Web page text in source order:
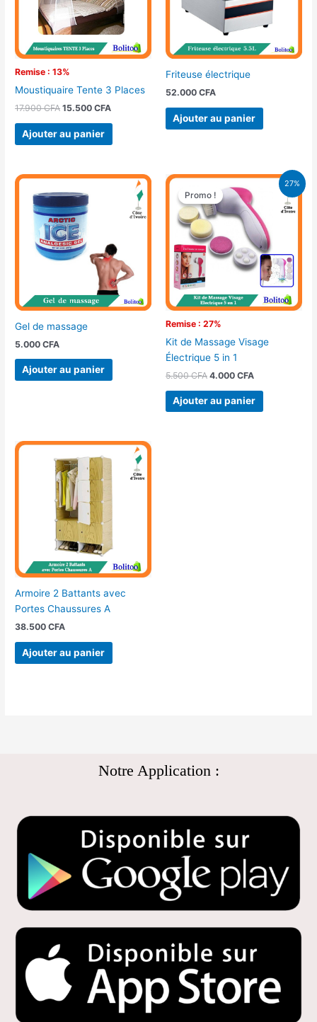
Remise : 13%
Moustiquaire Tente 3 Places
17.900CFA 15.500CFA
Ajouter au panier
Friteuse électrique
52.000 CFA
Ajouter au panier
Gel de massage
5.000CFA
Ajouter au panier
27%
Promo !
Remise : 27%
Promo !
Kit de Massage Visage
Électrique 5 in 1
5.500CFA
Le
prix
initial
était :
5.500 CFA.
4.000 CFA
Le
est :
4.000 CFA.
Ajouter au panier
Armoire 2 Battants avec
Portes Chaussures A
38.500CFA
Ajouter au panier
Notre Application :